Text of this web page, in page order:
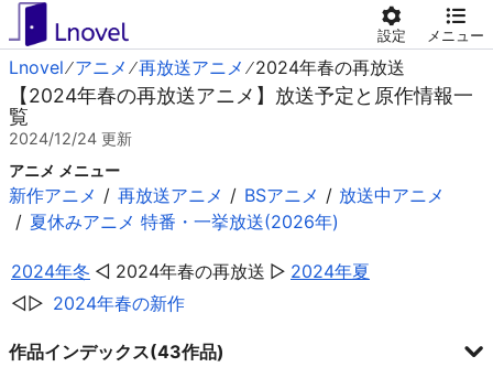
設定 メニュー
Lnovel アニメ 再放送アニメ 2024年春の再放送
【2024年春の再放送アニメ】放送予定と原作情報一
覧
2024/12/24 更新
アニメ メニュー
新作アニメ 再放送アニメ BSアニメ
放送中アニメ
夏休みアニメ 特番・一挙放送(2026年)
2024年冬 2024年春の再放送
2024年夏
2024年春の新作
作品インデックス(43作品)